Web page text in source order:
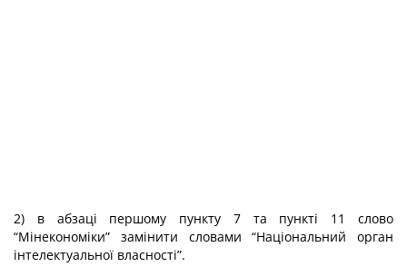
2) в абзаці першому пункту 7 та пункті 11 слово
“Мінекономіки” замінити словами “Національний орган
інтелектуальної власності”.